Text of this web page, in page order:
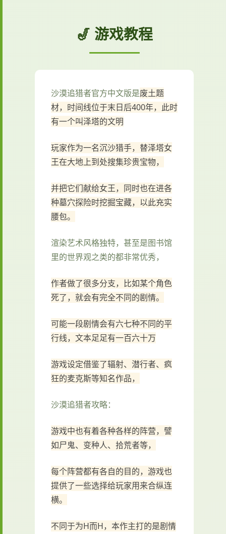
🎷 游戏教程
沙漠追猎者官方中文版是废土题
材，时间线位于末日后400年，此时
有一个叫泽塔的文明
玩家作为一名沉沙猎手，替泽塔女
王在大地上到处搜集珍贵宝物，
并把它们献给女王，同时也在进各
种墓穴探险时挖掘宝藏，以此充实
腰包。
渲染艺术风格独特，甚至是图书馆
里的世界观之类的都非常优秀，
作者做了很多分支，比如某个角色
死了，就会有完全不同的剧情。
可能一段剧情会有六七种不同的平
行线，文本足足有一百六十万
游戏设定借鉴了辐射、潜行者、疯
狂的麦克斯等知名作品，
沙漠追猎者攻略：
游戏中也有着各种各样的阵营，譬
如尸鬼、变种人、拾荒者等，
每个阵营都有各自的目的，游戏也
提供了一些选择给玩家用来合纵连
横。
不同于为H而H，本作主打的是剧情